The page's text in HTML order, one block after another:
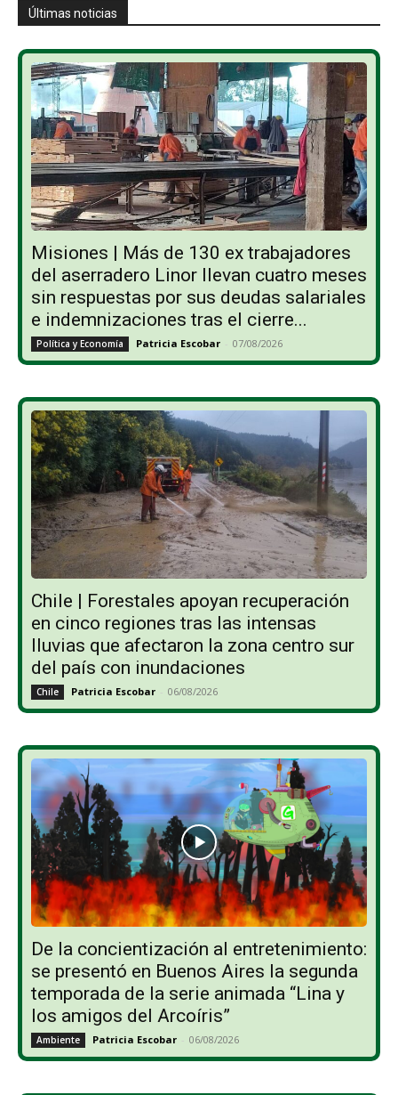
Últimas noticias
Misiones | Más de 130 ex trabajadores
del aserradero Linor llevan cuatro meses
sin respuestas por sus deudas salariales
e indemnizaciones tras el cierre...
Política y Economía Patricia Escobar - 07/08/2026
Chile | Forestales apoyan recuperación
en cinco regiones tras las intensas
lluvias que afectaron la zona centro sur
del país con inundaciones
Chile Patricia Escobar - 06/08/2026
De la concientización al entretenimiento:
se presentó en Buenos Aires la segunda
temporada de la serie animada “Lina y
los amigos del Arcoíris”
Ambiente Patricia Escobar - 06/08/2026